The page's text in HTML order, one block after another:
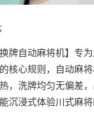
换牌自动麻将机】专
核心规则，自动麻
，洗牌均匀无偏差
沉浸式体验川式麻将